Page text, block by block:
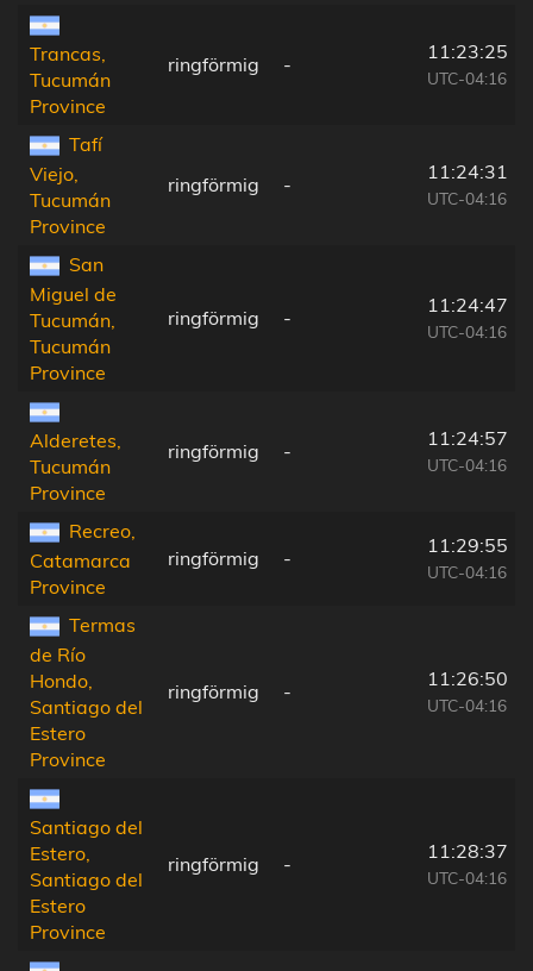
Trancas,
Tucumán
Province
ringförmig -
11:23:25
UTC-04:16
Tafí
Viejo,
Tucumán
Province
ringförmig -
11:24:31
UTC-04:16
San
Miguel de
Tucumán,
Tucumán
Province
ringförmig -
11:24:47
UTC-04:16
Alderetes,
Tucumán
Province
ringförmig -
11:24:57
UTC-04:16
Recreo,
Catamarca
Province
ringförmig -
11:29:55
UTC-04:16
Termas
de Río
Hondo,
Santiago del
Estero
Province
ringförmig -
11:26:50
UTC-04:16
Santiago del
Estero,
Santiago del
Estero
Province
ringförmig -
11:28:37
UTC-04:16